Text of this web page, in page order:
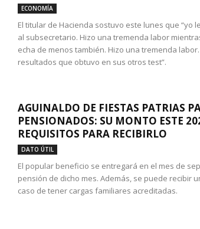
ECONOMÍA
El titular de Hacienda sostuvo este lunes que “yo
al subsecretario. Hizo una tremenda labor
echa de menos también. Hizo una tremenda
resultados que obtuvo en sus otros test”.
AGUINALDO DE FIESTAS PATRIAS
PENSIONADOS: SU MONTO ESTE
REQUISITOS PARA RECIBIRLO
DATO ÚTIL
El popular beneficio se entregará en el mes de
pensión de dicho mes. Además, se puede recibir
caso de tener cargas familiares acreditadas.